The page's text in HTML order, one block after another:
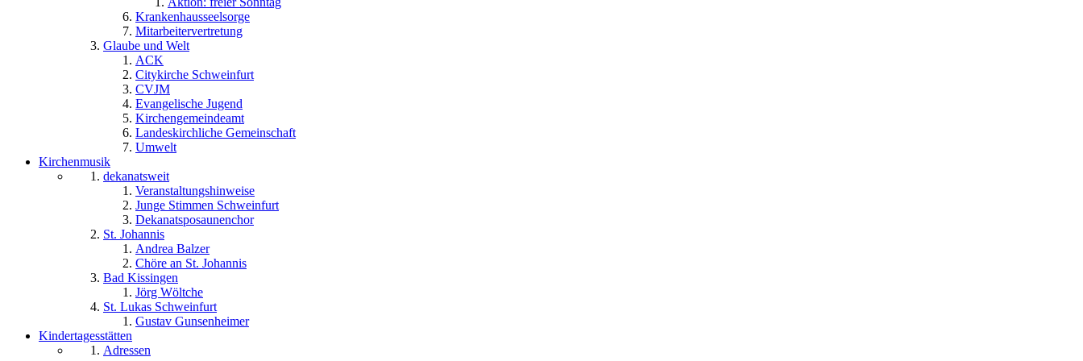
Krankenhausseelsorge
Mitarbeitervertretung
Glaube und Welt
ACK
Citykirche Schweinfurt
CVJM
Evangelische Jugend
Kirchengemeindeamt
Landeskirchliche Gemeinschaft
Umwelt
Kirchenmusik
dekanatsweit
Veranstaltungshinweise
Junge Stimmen Schweinfurt
Dekanatsposaunenchor
St. Johannis
Andrea Balzer
Chöre an St. Johannis
Bad Kissingen
Jörg Wöltche
St. Lukas Schweinfurt
Gustav Gunsenheimer
Kindertagesstätten
Adressen